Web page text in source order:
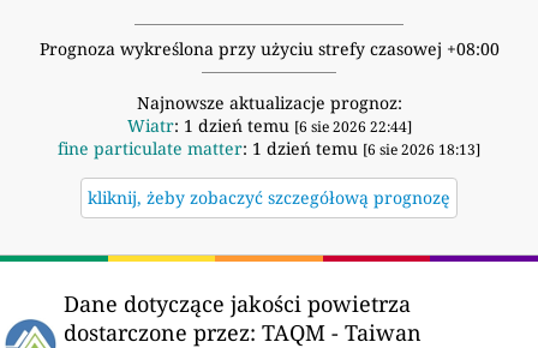
Prognoza wykreślona przy użyciu strefy czasowej +08:00
Najnowsze aktualizacje prognoz:
Wiatr: 1 dzień temu [6 sie 2026 22:44]
fine particulate matter: 1 dzień temu [6 sie 2026 18:13]
kliknij, żeby zobaczyć szczegółową prognozę
Dane dotyczące jakości powietrza
dostarczone przez: TAQM - Taiwan